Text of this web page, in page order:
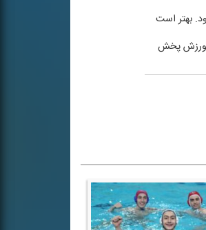
بهتر است
۱۳:۳۵ به مدت ۲۵ دقیقه از شبكه رادیویی ورزش پخش